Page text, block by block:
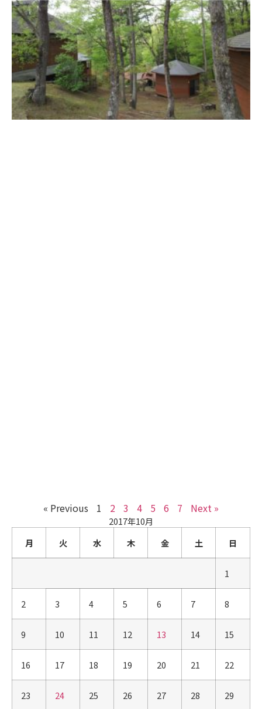
« Previous 1 2 3 4 5 6 7 Next »
2017年10月
月
火 水 木 金 土 日
1
2 3 4 5 6 7 8
9 10 11 12 13 14 15
16 17 18 19 20 21 22
23 24 25 26 27 28 29